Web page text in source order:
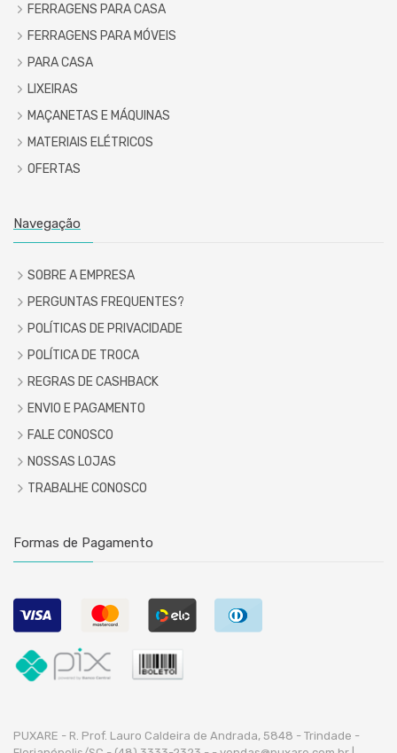
FERRAGENS PARA CASA
FERRAGENS PARA MÓVEIS
PARA CASA
LIXEIRAS
MAÇANETAS E MÁQUINAS
MATERIAIS ELÉTRICOS
OFERTAS
Navegação
SOBRE A EMPRESA
PERGUNTAS FREQUENTES?
POLÍTICAS DE PRIVACIDADE
POLÍTICA DE TROCA
REGRAS DE CASHBACK
ENVIO E PAGAMENTO
FALE CONOSCO
NOSSAS LOJAS
TRABALHE CONOSCO
Formas de Pagamento
PUXARE - R. Prof. Lauro Caldeira de Andrada, 5848 - Trindade -